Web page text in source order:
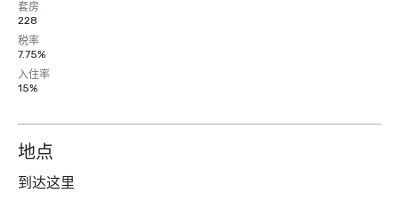
套房
228
税率
7.75%
入住率
15%
地点
到达这里